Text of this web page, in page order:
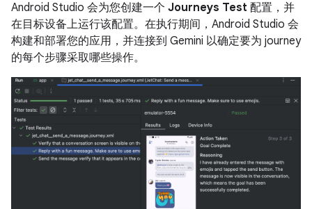
Android Studio 会为您创建一个 Journeys Test 配置，并
在目标设备上运行该配置。在执行期间，Android Studio 会
构建和部署您的应用，并连接到 Gemini 以确定要为 journey
的每个步骤采取哪些操作。